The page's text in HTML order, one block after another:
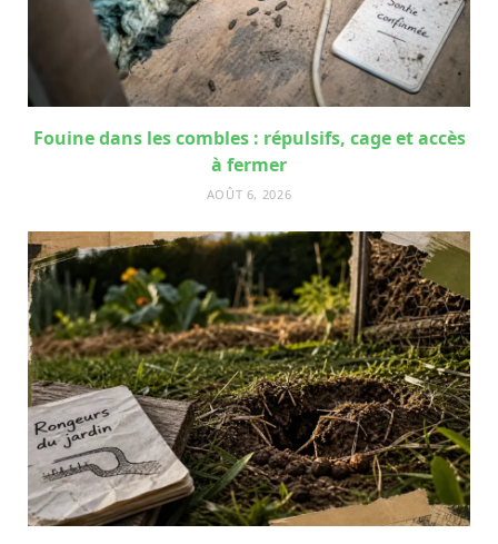
Fouine dans les combles : répulsifs, cage et accès
à fermer
AOÛT 6, 2026